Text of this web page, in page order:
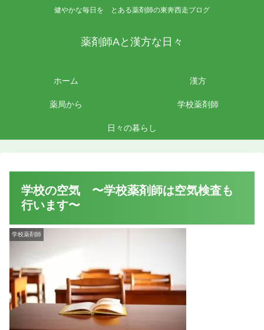
健やかな毎日を とある薬剤師の東奔西走ブログ
薬剤師Aと漢方な日々
ホーム 漢方
薬局から 学校薬剤師
日々の暮らし
学校の空気 〜学校薬剤師は空気検査も
行います〜
学校薬剤師